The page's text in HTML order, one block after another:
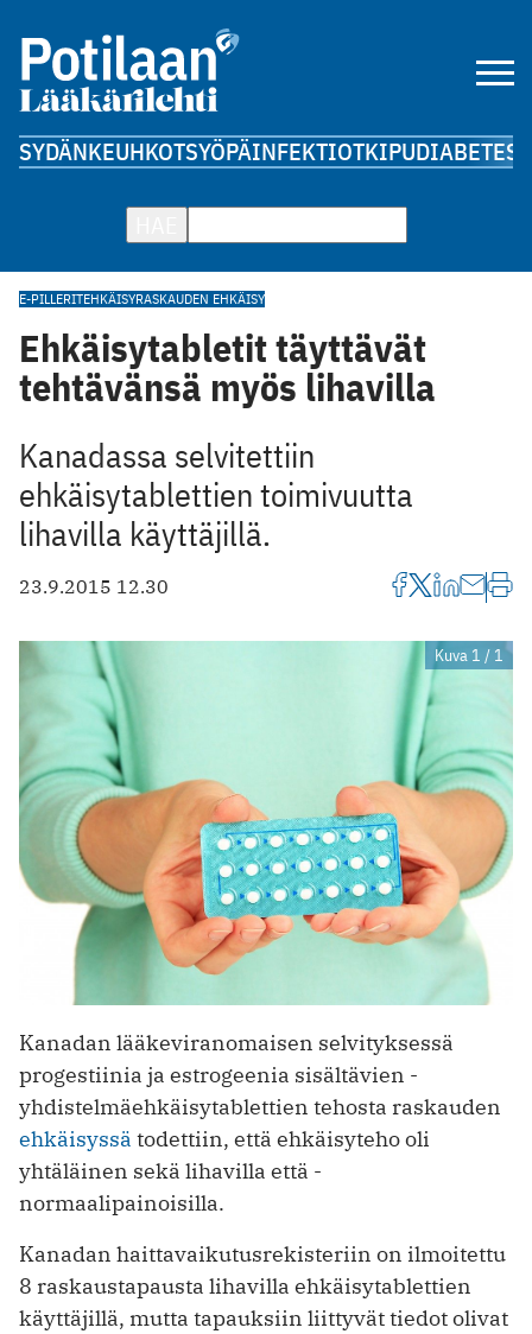
SYDÄNKEUHKOTSYÖPÄINFEKTIOTKIPUDIABETES
E-PILLERITEHKÄISYRASKAUDEN EHKÄISY
Ehkäisytabletit täyttävät
tehtävänsä myös lihavilla
Kanadassa selvitettiin
ehkäisytablettien toimivuutta
lihavilla käyttäjillä.
23.9.2015 12.30
Kuva 1 / 1
Kanadan lääkeviranomaisen selvityksessä
progestiinia ja estrogeenia sisältävien ­
yhdistelmäehkäisytablettien tehosta raskauden
ehkäisyssä todettiin, että ehkäisyteho oli
yhtäläinen sekä lihavilla että ­
normaalipainoisilla.
Kanadan haittavaikutusrekisteriin on ilmoitettu
8 raskaustapausta lihavilla ehkäisytablettien
käyttäjillä, mutta tapauksiin liittyvät tiedot olivat